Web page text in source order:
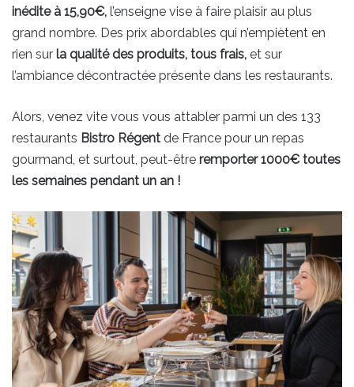
inédite à 15,90€, l’enseigne vise à faire plaisir au plus
grand nombre. Des prix abordables qui n’empiètent en
rien sur la qualité des produits, tous frais, et sur
l’ambiance décontractée présente dans les restaurants.
Alors, venez vite vous vous attabler parmi un des 133
restaurants Bistro Régent de France pour un repas
gourmand, et surtout, peut-être remporter 1000€ toutes
les semaines pendant un an !